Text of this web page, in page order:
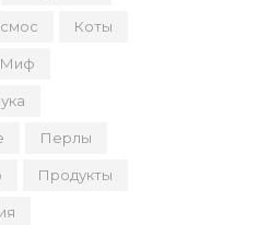
Коты
Миф
Перлы
Продукты